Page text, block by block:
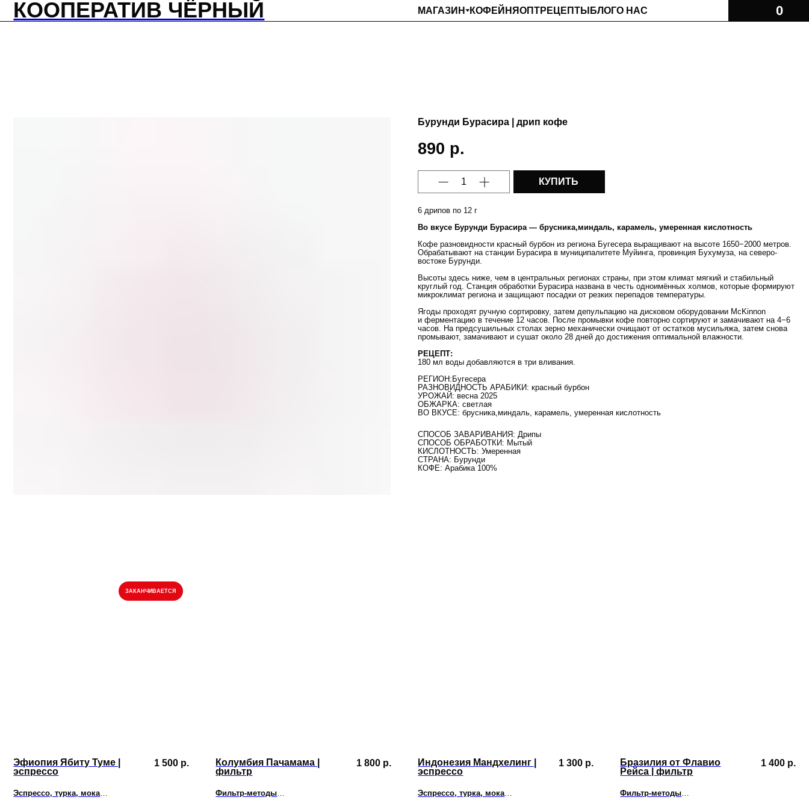
КООПЕРАТИВ ЧЁРНЫЙ МАГАЗИН КОФЕЙНЯОПТРЕЦЕПТЫ БЛОГО НАС
Бурунди Бурасира | дрип кофе
890 р.
КУПИТЬ
6 дрипов по 12 г
Во вкусе Бурунди Бурасира — брусника,миндаль, карамель, умеренная кислотность
Кофе разновидности красный бурбон из региона Бугесера выращивают на высоте 1650−2000 метров.
Обрабатывают на станции Бурасира в муниципалитете Муйинга, провинция Бухумуза, на северо-
востоке Бурунди.
Высоты здесь ниже, чем в центральных регионах страны, при этом климат мягкий и стабильный
круглый год. Станция обработки Бурасира названа в честь одноимённых холмов, которые формируют
микроклимат региона и защищают посадки от резких перепадов температуры.
Ягоды проходят ручную сортировку, затем депульпацию на дисковом оборудовании McKinnon
и ферментацию в течение 12 часов. После промывки кофе повторно сортируют и замачивают на 4−6
часов. На предсушильных столах зерно механически очищают от остатков мусильяжа, затем снова
промывают, замачивают и сушат около 28 дней до достижения оптимальной влажности.
РЕЦЕПТ:
180 мл воды добавляются в три вливания.
РЕГИОН:Бугесера
РАЗНОВИДНОСТЬ АРАБИКИ: красный бурбон
УРОЖАЙ: весна 2025
ОБЖАРКА: светлая
ВО ВКУСЕ: брусника,миндаль, карамель, умеренная кислотность
СПОСОБ ЗАВАРИВАНИЯ: Дрипы
СПОСОБ ОБРАБОТКИ: Мытый
КИСЛОТНОСТЬ: Умеренная
СТРАНА: Бурунди
КОФЕ: Арабика 100%
ЗАКАНЧИВАЕТСЯ
Эфиопия Ябиту Туме |
эспрессо
Эспрессо, турка, мока
1 500 р.
Колумбия Пачамама |
фильтр
Фильтр-методы
1 800 р.
Индонезия Мандхелинг |
эспрессо
Эспрессо, турка, мока
1 300 р.
Бразилия от Флавио
Рейса | фильтр
Фильтр-методы
1 400 р.